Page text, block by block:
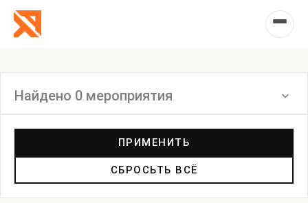
Найдено 0 мероприятия
ПРИМЕНИТЬ
СБРОСЬТЬ ВСЁ